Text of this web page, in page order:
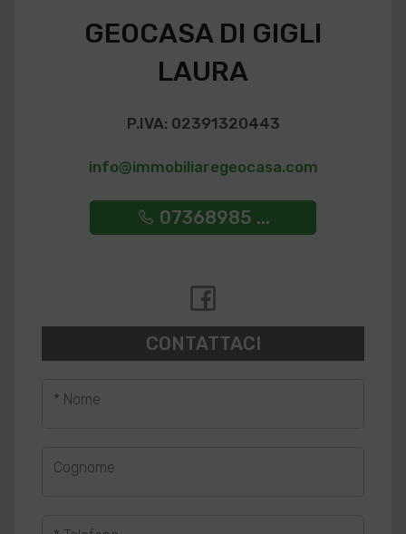
GEOCASA DI GIGLI
LAURA
P.IVA: 02391320443
info@immobiliaregeocasa.com
07368985 ...
CONTATTACI
* Nome
Cognome